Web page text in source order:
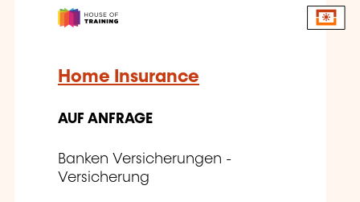
Home Insurance
AUF ANFRAGE
Banken Versicherungen -
Versicherung